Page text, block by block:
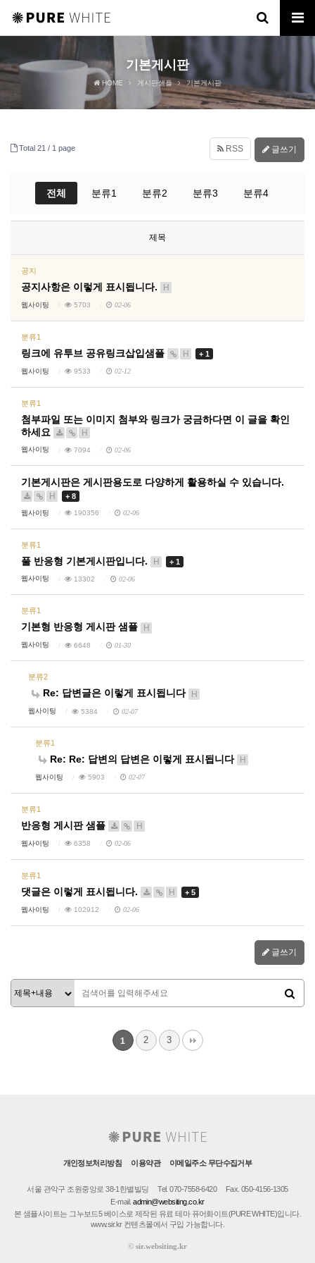
기본게시판
HOME 게시판샘플 기본게시판
Total 21 / 1 page RSS 글쓰기
전체 분류1 분류2 분류3 분류4
제목
공지
공지사항은 이렇게 표시됩니다. H
웹사이팅 5703 02-06
분류1
링크에 유투브 공유링크삽입샘플 H + 1
웹사이팅 9533 02-12
분류1
첨부파일 또는 이미지 첨부와 링크가 궁금하다면 이 글을 확인
하세요
H
웹사이팅 7094 02-06
기본게시판은 게시판용도로 다양하게 활용하실 수 있습니다.
H + 8
웹사이팅 190356 02-06
분류1
풀 반응형 기본게시판입니다. H + 1
웹사이팅 13302 02-06
분류1
기본형 반응형 게시판 샘플 H
웹사이팅 6648 01-30
분류2
Re: 답변글은 이렇게 표시됩니다 H
웹사이팅 5384 02-07
분류1
Re: Re: 답변의 답변은 이렇게 표시됩니다 H
웹사이팅 5903 02-07
분류1
반응형 게시판 샘플 H
웹사이팅 6358 02-06
분류1
댓글은 이렇게 표시됩니다. H + 5
웹사이팅 102912 02-06
글쓰기
1 2 3
개인정보처리방침 이용약관 이메일주소 무단수집거부
서울 관악구 조원중앙로 38-1한별빌딩 Tel. 070-7558-6420
Fax. 050-4156-1305
E-mail.admin@websiting.co.kr
본 샘플사이트는 그누보드5 베이스로 제작된 유료 테마 퓨어화이트(PURE WHITE)입니다.
www.sir.kr 컨텐츠몰에서 구입 가능합니다.
© sir.websiting.kr